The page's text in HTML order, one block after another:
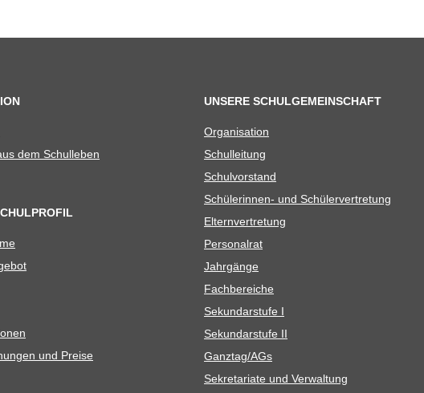
dem Schulleben
und Preise
UNSERE SCHULGEMEINSCHAFT
Orga­ni­sa­tion
Schul­lei­tung
Schul­vor­stand
Schü­le­rin­nen- und Schülervertretung
Eltern­ver­tre­tung
Per­so­nal­rat
Jahr­gänge
Fach­be­rei­che
Sekun­dar­stufe I
Sekun­dar­stufe II
Ganztag/​​AGs
Sekre­ta­riate und Verwaltung